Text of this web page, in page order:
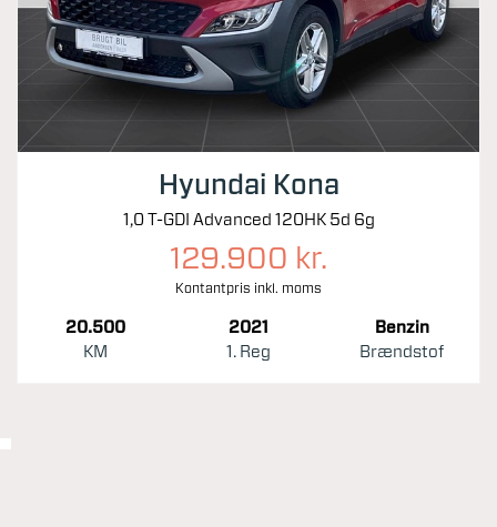
Hyundai Kona
1,0 T-GDI Advanced 120HK 5d 6g
129.900 kr.
Kontantpris inkl. moms
20.500
KM
2021
1. Reg
Benzin
Brændstof